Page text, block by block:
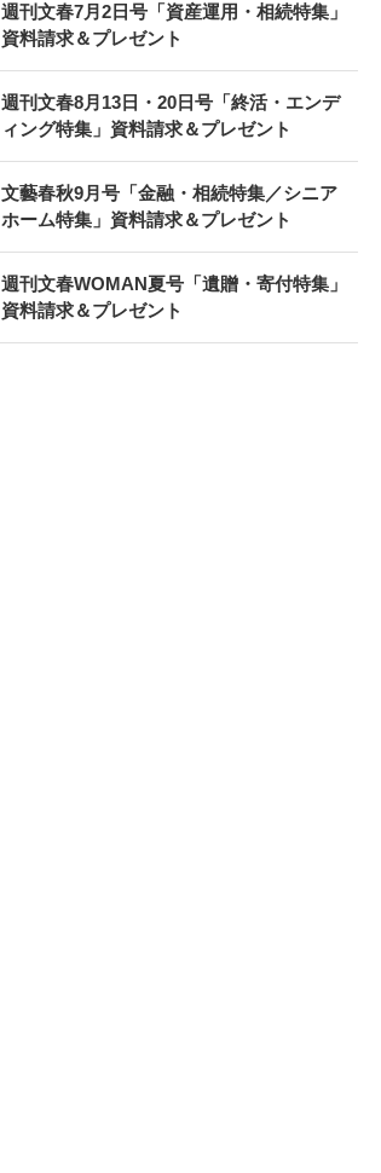
週刊文春7月2日号「資産運用・相続特集」
資料請求＆プレゼント
週刊文春8月13日・20日号「終活・エンデ
ィング特集」資料請求＆プレゼント
文藝春秋9月号「金融・相続特集／シニア
ホーム特集」資料請求＆プレゼント
週刊文春WOMAN夏号「遺贈・寄付特集」
資料請求＆プレゼント